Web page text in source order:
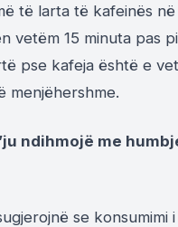
të larta të kafeinës në
vetëm 15 minuta pas
pse kafeja është e
menjëhershme.
ndihmojë me
se konsumimi